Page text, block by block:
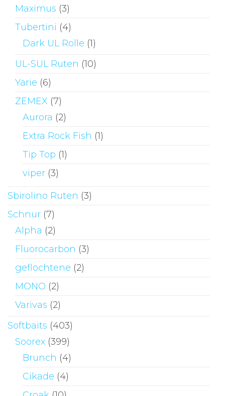
Maximus (3)
Tubertini (4)
Dark UL Rolle (1)
UL-SUL Ruten (10)
Yarie (6)
ZEMEX (7)
Aurora (2)
Extra Rock Fish (1)
Tip Top (1)
viper (3)
Sbirolino Ruten (3)
Schnur (7)
Alpha (2)
Fluorocarbon (3)
geflochtene (2)
MONO (2)
Varivas (2)
Softbaits (403)
Soorex (399)
Brunch (4)
Cikade (4)